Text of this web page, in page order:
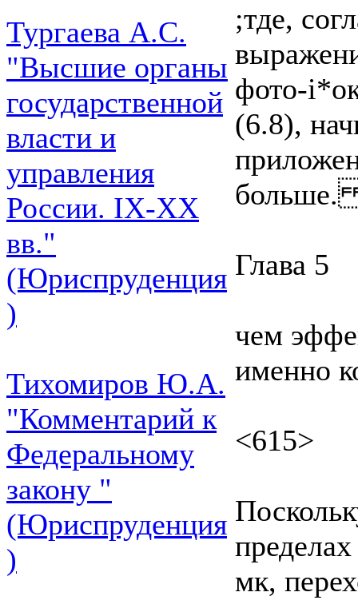
Тургаева А.С.
"Высшие органы
государственной
власти и
управления
России. IХ-ХХ
вв."
(Юриспруденция
)
Тихомиров Ю.А.
"Комментарий к
Федеральному
закону "
(Юриспруденция
)
;тде,
фото-
(6.8),
Глава 5
чем
именно
<615>
мк,